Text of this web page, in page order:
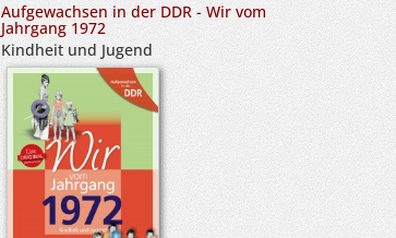
Aufgewachsen in der DDR - Wir vom
Jahrgang 1972
Kindheit und Jugend